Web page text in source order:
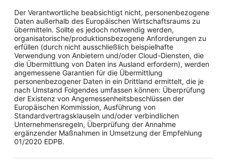
Der Verantwortliche beabsichtigt nicht, personenbezogene
Daten außerhalb des Europäischen Wirtschaftsraums zu
übermitteln. Sollte es jedoch notwendig werden,
organisatorische/produktionsbezogene Anforderungen zu
erfüllen (durch nicht ausschließlich beispielhafte
Verwendung von Anbietern und/oder Cloud-Diensten, die
die Übermittlung von Daten ins Ausland erfordern), werden
angemessene Garantien für die Übermittlung
personenbezogener Daten in ein Drittland ermittelt, die je
nach Umstand Folgendes umfassen können: Überprüfung
der Existenz von Angemessenheitsbeschlüssen der
Europäischen Kommission, Ausführung von
Standardvertragsklauseln und/oder verbindlichen
Unternehmensregeln, Überprüfung der Annahme
ergänzender Maßnahmen in Umsetzung der Empfehlung
01/2020 EDPB.